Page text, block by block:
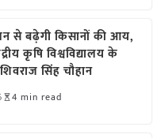
से बढ़ेगी किसानों की आय,
कृषि विश्वविद्यालय के
सिंह चौहान
4 min read